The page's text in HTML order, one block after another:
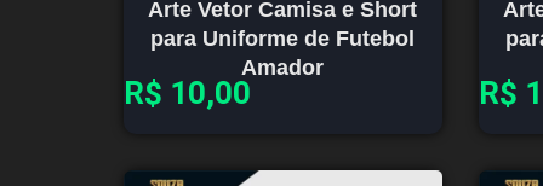
Arte Vetor Camisa e Short
para Uniforme de Futebol
Amador
R$ 10,00 R$